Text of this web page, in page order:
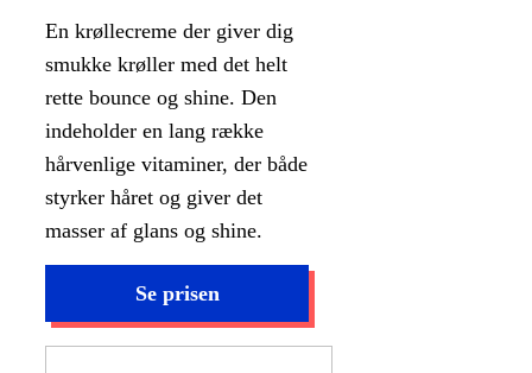
En krøllecreme der giver dig
smukke krøller med det helt
rette bounce og shine. Den
indeholder en lang række
hårvenlige vitaminer, der både
styrker håret og giver det
masser af glans og shine.